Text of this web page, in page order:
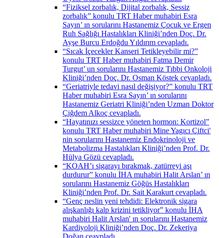
“Fiziksel zorbalık, Dijital zorbalık, Sessiz
zorbalık” konulu TRT Haber muhabiri Esra
Sayın’ ın sorularını Hastanemiz Çocuk ve Ergen
Ruh Sağlığı Hastalıkları Kliniği’nden Doç. Dr.
Ayşe Burcu Erdoğdu Yıldırım cevapladı.
“Sıcak İçecekler Kanseri Tetikleyebilir mi?”
konulu TRT Haber muhabiri Fatma Demir
Turgut’ un sorularını Hastanemiz Tıbbi Onkoloji
Kliniği’nden Doç. Dr. Osman Köstek cevapladı.
“Geriatriyle tedavi nasıl değişiyor?” konulu TRT
Haber muhabiri Esra Sayın’ ın sorularını
Hastanemiz Geriatri Kliniği’nden Uzman Doktor
Çiğdem Alkoç cevapladı.
“Hayatınızı sessizce yöneten hormon: Kortizol”
konulu TRT Haber muhabiri Mine Yagıcı Çiftci'
nin sorularını Hastanemiz Endokrinoloji ve
Metabolizma Hastalıkları Kliniği’nden Prof. Dr.
Hülya Gözü cevapladı.
“KOAH’ı sigarayı bırakmak, zatürreyi aşı
durdurur” konulu İHA muhabiri Halit Arslan’ ın
sorularını Hastanemiz Göğüs Hastalıkları
Kliniği’nden Prof. Dr. Sait Karakurt cevapladı.
“Genç neslin yeni tehdidi: Elektronik sigara
alışkanlığı kalp krizini tetikliyor” konulu İHA
muhabiri Halit Arslan' ın sorularını Hastanemiz
Kardiyoloji Kliniği’nden Doç. Dr. Zekeriya
Doğan ceavpladı.